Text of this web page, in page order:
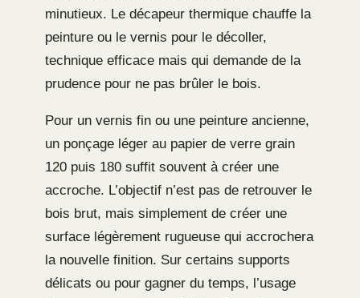
minutieux. Le décapeur thermique chauffe la
peinture ou le vernis pour le décoller,
technique efficace mais qui demande de la
prudence pour ne pas brûler le bois.
Pour un vernis fin ou une peinture ancienne,
un ponçage léger au papier de verre grain
120 puis 180 suffit souvent à créer une
accroche. L’objectif n’est pas de retrouver le
bois brut, mais simplement de créer une
surface légèrement rugueuse qui accrochera
la nouvelle finition. Sur certains supports
délicats ou pour gagner du temps, l’usage